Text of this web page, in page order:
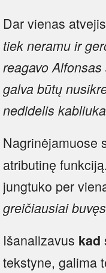
Dar vienas
tiek neramu ir
reagavo
galva būtų
nedidelis
Nagrinėjamuose
atributinę
jungtuko per
greičiausiai
Išanalizavus kad
tekstyne, galima